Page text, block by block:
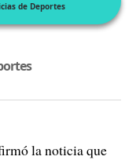
de Deportes
la noticia que